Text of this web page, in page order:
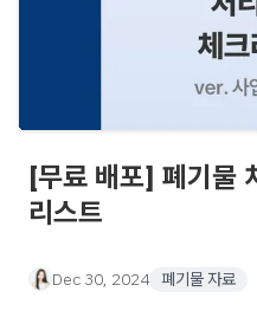
[무료 배포] 폐기물
리스트
Dec 30, 2024 폐기물 자료